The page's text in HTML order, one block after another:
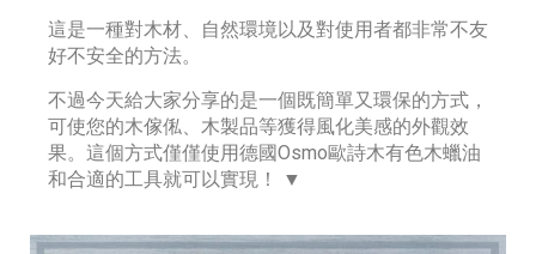
這是一種對木材、自然環境以及對使用者都非常不友
好不安全的方法。
不過今天給大家分享的是一個既簡單又環保的方式，
可使您的木傢俬、木製品等獲得風化美感的外觀效
果。這個方式僅僅使用德國Osmo歐詩木有色木蠟油
和合適的工具就可以實現！ ▼